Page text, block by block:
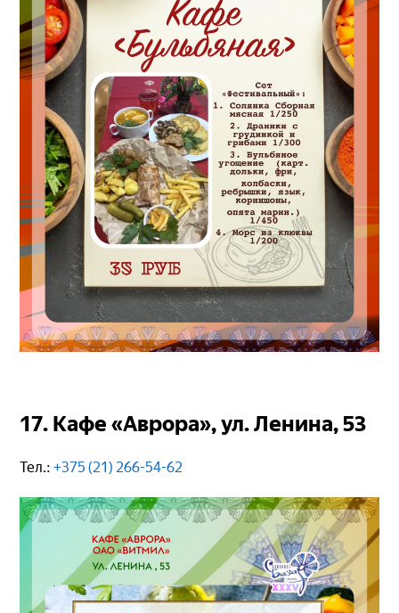
17. Кафе «Аврора», ул. Ленина, 53
Тел.:+375 (21) 266-54-62